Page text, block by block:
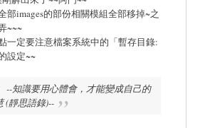
部images的部份相關模組全部移掉~之
~~~
一定要注意檔案系統中的「暫存目錄:
設定~~
--知識要用心體會，才能變成自己的
(靜思語錄)--